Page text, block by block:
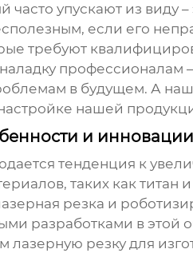
часто упускают из
если его
требуют
профессионалам
в будущем. А
нашей
и инновации
тенденция к
таких как
резка и
разработками в этой
резку для